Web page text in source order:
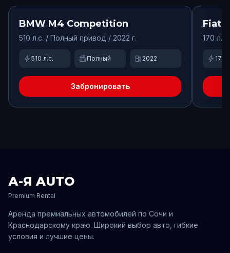
Доступно
BMW M4 Competition
510 л.с. / Полный привод / 2022 г.
bolt 510 л.с. swap_driving_apps Полный local_gas_station 2022
Забронировать
Fiat
170
bolt 170
А-Я AUTO
Premium Rental
Аренда премиальных автомобилей по Сочи и
Краснодарскому краю. Широкий выбор авто, гибкие
условия и лучшие цены.